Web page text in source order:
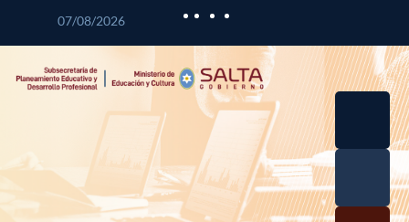
07/08/2026
Curricul
Profesio